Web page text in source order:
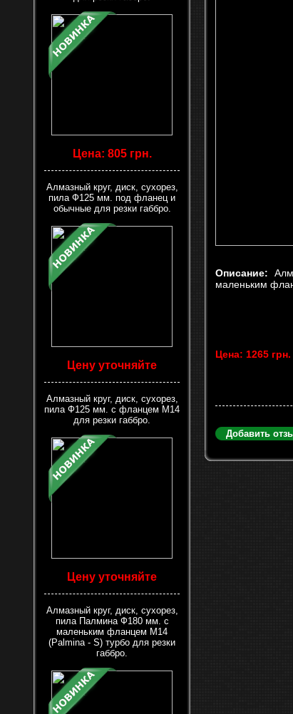
Цена: 805 грн.
Алмазный круг, диск, сухорез,
пила Ф125 мм. под фланец и
обычные для резки габбро.
Цену уточняйте
Алмазный круг, диск, сухорез,
пила Ф125 мм. с фланцем М14
для резки габбро.
Цену уточняйте
Алмазный круг, диск, сухорез,
пила Палмина Ф180 мм. с
маленьким фланцем М14
(Palmina - S) турбо для резки
габбро.
Описание:
маленьким
Цена: 1265 грн.
Добавить